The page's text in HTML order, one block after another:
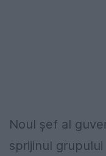
Noul şef al
sprijinul